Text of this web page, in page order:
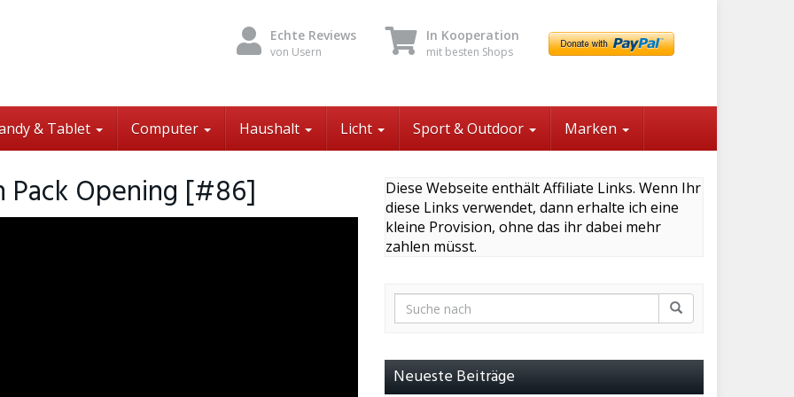
Echte Reviews
von Usern
In Kooperation
mit besten Shops
& Tablet Computer Haushalt Licht Sport & Outdoor Marken
Pack Opening [#86]
Diese Webseite enthält Affiliate Links. Wenn Ihr
diese Links verwendet, dann erhalte ich eine
kleine Provision, ohne das ihr dabei mehr
zahlen müsst.
Neueste Beiträge